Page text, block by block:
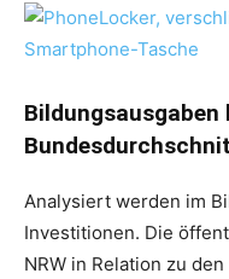
Analysiert werden im
Investitionen. Die
NRW in Relation zu